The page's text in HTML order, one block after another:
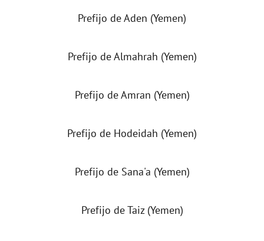
Prefijo de Aden (Yemen)
Prefijo de Almahrah (Yemen)
Prefijo de Amran (Yemen)
Prefijo de Hodeidah (Yemen)
Prefijo de Sana'a (Yemen)
Prefijo de Taiz (Yemen)